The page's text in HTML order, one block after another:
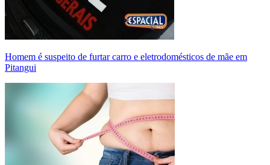
Homem é suspeito de furtar carro e eletrodomésticos de mãe em
Pitangui